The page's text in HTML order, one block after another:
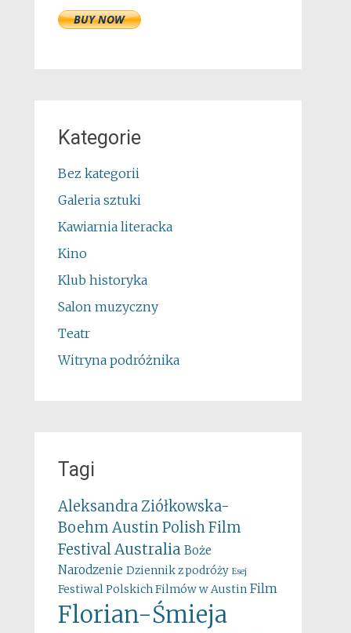
Kategorie
Bez kategorii
Galeria sztuki
Kawiarnia literacka
Kino
Klub historyka
Salon muzyczny
Teatr
Witryna podróżnika
Tagi
Aleksandra Ziółkowska-
Boehm Austin Polish Film
FestivalAustralia Boże
Narodzenie Dziennik z podróży Esej
Festiwal Polskich Filmów w Austin Film
Florian-Śmieja